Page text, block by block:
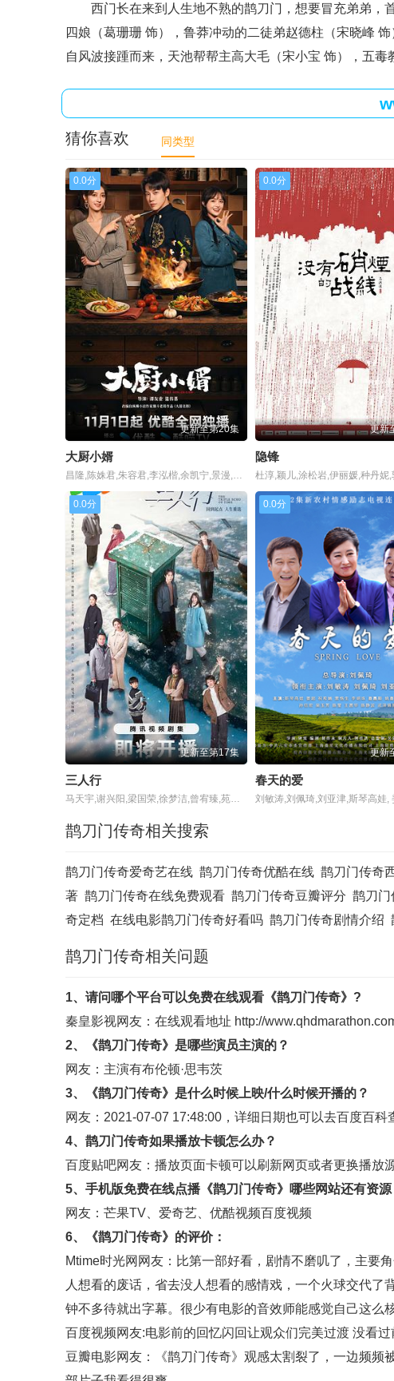
西门长在来到人生地不熟的鹊刀门，想要冒充弟弟，
四娘（葛珊珊 饰），鲁莽冲动的二徒弟赵德柱（宋晓峰
自风波接踵而来，天池帮帮主高大毛（宋小宝 饰），五
猜你喜欢 同类型
0.0分
更新至第20集
大厨小婿
昌隆,陈姝君,朱容君,李泓楷,余凯宁,景漫,钟灵韬,千散,姬天语,刘骐
0.0分
更新
隐锋
0.0分
更新至第17集
三人行
马天宇,谢兴阳,梁国荣,徐梦洁,曾宥臻,苑冉,朱铁,肖帛辰,孙羽凡,赵飞雪,徐囡楠,苏梦迪,庄翰
0.0分
更新
春天的爱
刘敏涛,刘佩琦,刘亚津,斯琴高娃,
鹊刀门传奇相关搜索
鹊刀门传奇爱奇艺在线 鹊刀门传奇优酷在线 鹊刀门传奇
著 鹊刀门传奇在线免费观看 鹊刀门传奇豆瓣评分 鹊刀门
奇定档 在线电影鹊刀门传奇好看吗 鹊刀门传奇剧情介绍
鹊刀门传奇相关问题
1、请问哪个平台可以免费在线观看《鹊刀门传奇》?
秦皇影视网友：在线观看地址 http://
2、《鹊刀门传奇》是哪些演员主演的？
网友：主演有布伦顿·思韦茨
3、《鹊刀门传奇》是什么时候上映/什么时候开播的？
网友：2021-07-07 17:48:00，详细日期也可以去百度百科
4、鹊刀门传奇如果播放卡顿怎么办？
百度贴吧网友：播放页面卡顿可以刷新网页或者更换播放源
5、手机版免费在线点播《鹊刀门传奇》哪些网站还有资源
网友： 芒果TV 爱奇艺 优酷视频百度视频
6、《鹊刀门传奇》的评价：
Mtime时光网 网友：比第一部好看，剧情不磨叽了，主要
人想看的废话，省去没人想看的感情戏，一个火球交代
钟不多待就出字幕。很少有电影的音效师能感觉自己这么
百度视频网友:电影前的回忆闪回让观众们完美过渡 没看
豆瓣电影网友：《鹊刀门传奇》观感太割裂了，一边频